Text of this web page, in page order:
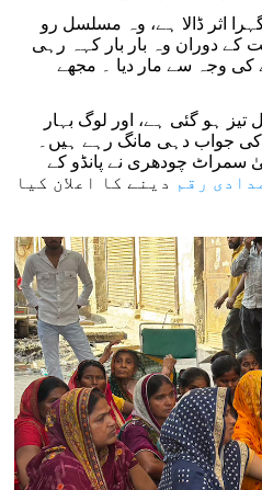
اثر ڈالا ہے، وہ مسلسل رو
دوران وہ بار بار کہہ رہی
کی وجہ سے مار دیا ۔ مجھے
ہو گئی ہے، اور لوگ بہار
جواب دہی مانگ رہے ہیں۔
سمراٹ چودھری نے پانڈو کے
رقم دینے کا اعلان کیا